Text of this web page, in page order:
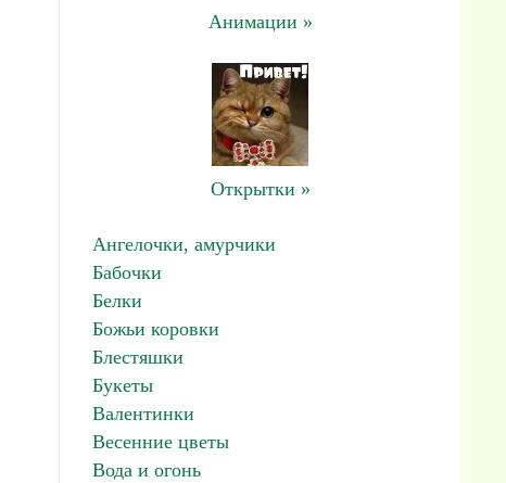
Анимации »
Открытки »
Ангелочки, амурчики
Бабочки
Белки
Божьи коровки
Блестяшки
Букеты
Валентинки
Весенние цветы
Вода и огонь